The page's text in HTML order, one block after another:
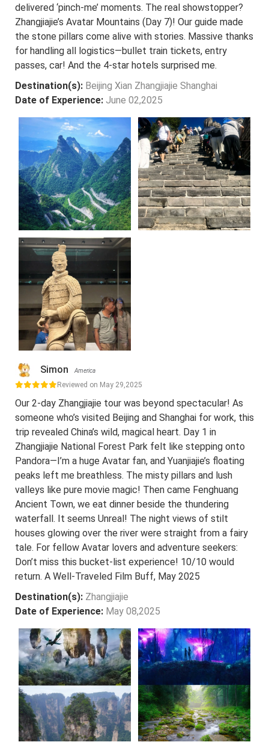
delivered ‘pinch-me’ moments. The real showstopper?
Zhangjiajie’s Avatar Mountains (Day 7)! Our guide made
the stone pillars come alive with stories. Massive thanks
for handling all logistics—bullet train tickets, entry
passes, car! And the 4-star hotels surprised me.
Destination(s): Beijing Xian Zhangjiajie Shanghai
Date of Experience: June 02,2025
Simon America
Reviewed on May 29,2025
Our 2-day Zhangjiajie tour was beyond spectacular! As
someone who’s visited Beijing and Shanghai for work, this
trip revealed China’s wild, magical heart. Day 1 in
Zhangjiajie National Forest Park felt like stepping onto
Pandora—I’m a huge Avatar fan, and Yuanjiajie’s floating
peaks left me breathless. The misty pillars and lush
valleys like pure movie magic! Then came Fenghuang
Ancient Town, we eat dinner beside the thundering
waterfall. It seems Unreal! The night views of stilt
houses glowing over the river were straight from a fairy
tale. For fellow Avatar lovers and adventure seekers:
Don’t miss this bucket-list experience! 10/10 would
return. A Well-Traveled Film Buff, May 2025
Destination(s): Zhangjiajie
Date of Experience: May 08,2025